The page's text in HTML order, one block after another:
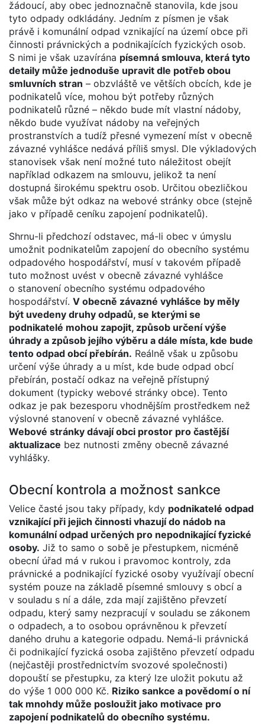
žádoucí, aby obec jednoznačně stanovila, kde jsou
tyto odpady odkládány. Jedním z písmen je však
právě i komunální odpad vznikající na území obce při
činnosti právnických a podnikajících fyzických osob.
S nimi je však uzavírána písemná smlouva, která tyto
detaily může jednoduše upravit dle potřeb obou
smluvních stran – obzvláště ve větších obcích, kde je
podnikatelů více, mohou být potřeby různých
podnikatelů různé – někdo bude mít vlastní nádoby,
někdo bude využívat nádoby na veřejných
prostranstvích a tudíž přesné vymezení míst v obecně
závazné vyhlášce nedává příliš smysl. Dle výkladových
stanovisek však není možné tuto náležitost obejít
například odkazem na smlouvu, jelikož ta není
dostupná širokému spektru osob. Určitou obezličkou
však může být odkaz na webové stránky obce (stejně
jako v případě ceníku zapojení podnikatelů).
Shrnu-li předchozí odstavec, má-li obec v úmyslu
umožnit podnikatelům zapojení do obecního systému
odpadového hospodářství, musí v takovém případě
tuto možnost uvést v obecně závazné vyhlášce
o stanovení obecního systému odpadového
hospodářství. V obecně závazné vyhlášce by měly
být uvedeny druhy odpadů, se kterými se
podnikatelé mohou zapojit, způsob určení výše
úhrady a způsob jejího výběru a dále místa, kde bude
tento odpad obcí přebírán. Reálně však u způsobu
určení výše úhrady a u míst, kde bude odpad obcí
přebírán, postačí odkaz na veřejně přístupný
dokument (typicky webové stránky obce). Tento
odkaz je pak bezesporu vhodnějším prostředkem než
výslovné stanovení v obecně závazné vyhlášce.
Webové stránky dávají obci prostor pro častější
aktualizace bez nutnosti změny obecně závazné
vyhlášky.
Obecní kontrola a možnost sankce
Velice časté jsou taky případy, kdy podnikatelé odpad
vznikající při jejich činnosti vhazují do nádob na
komunální odpad určených pro nepodnikající fyzické
osoby. Již to samo o sobě je přestupkem, nicméně
obecní úřad má v rukou i pravomoc kontroly, zda
právnické a podnikající fyzické osoby využívají obecní
systém pouze na základě písemné smlouvy s obcí a
v souladu s ní a dále, zda mají zajištěno převzetí
odpadu, který samy nezpracují v souladu se zákonem
o odpadech, a to osobou oprávněnou k převzetí
daného druhu a kategorie odpadu. Nemá-li právnická
či podnikající fyzická osoba zajištěno převzetí odpadu
(nejčastěji prostřednictvím svozové společnosti)
dopouští se přestupku, za který lze uložit pokutu až
do výše 1 000 000 Kč. Riziko sankce a povědomí o ní
tak mnohdy může posloužit jako motivace pro
zapojení podnikatelů do obecního systému.